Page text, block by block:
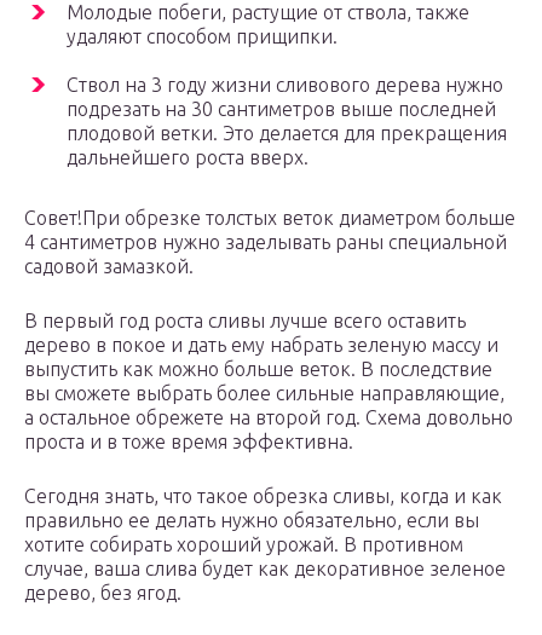
Молодые побеги, растущие от ствола, также
удаляют способом прищипки.
Ствол на 3 году жизни сливового дерева нужно
подрезать на 30 сантиметров выше последней
плодовой ветки. Это делается для прекращения
дальнейшего роста вверх.
Совет!При обрезке толстых веток диаметром больше
4 сантиметров нужно заделывать раны специальной
садовой замазкой.
В первый год роста сливы лучше всего оставить
дерево в покое и дать ему набрать зеленую массу и
выпустить как можно больше веток. В последствие
вы сможете выбрать более сильные направляющие,
а остальное обрежете на второй год. Схема довольно
проста и в тоже время эффективна.
Сегодня знать, что такое обрезка сливы, когда и как
правильно ее делать нужно обязательно, если вы
хотите собирать хороший урожай. В противном
случае, ваша слива будет как декоративное зеленое
дерево, без ягод.